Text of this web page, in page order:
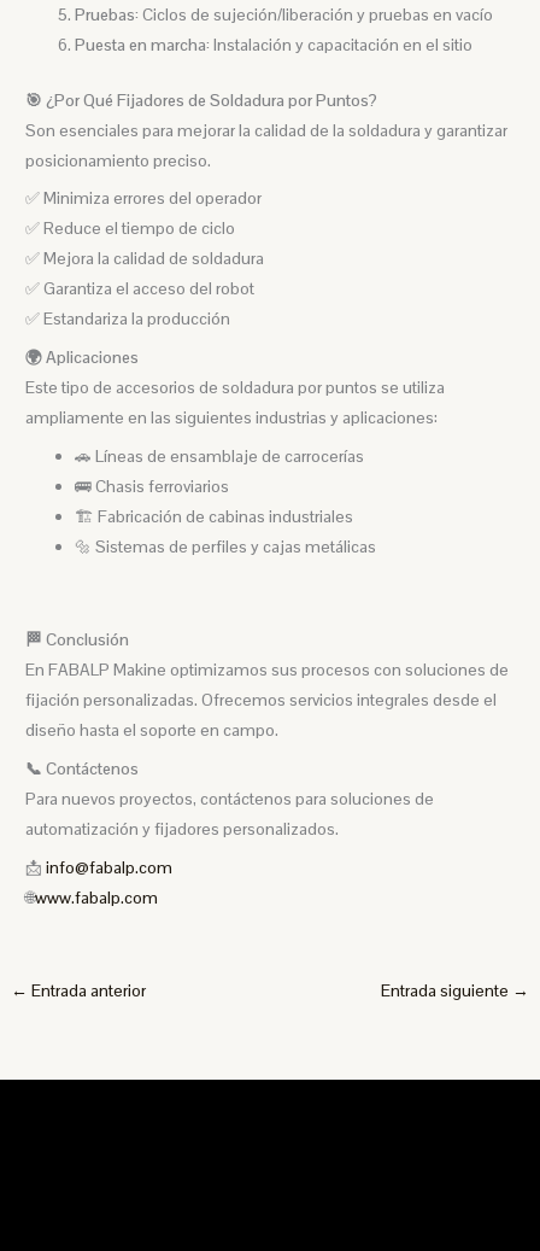
Pruebas: Ciclos de sujeción/liberación y pruebas en vacío
Puesta en marcha: Instalación y capacitación en el sitio
🎯 ¿Por Qué Fijadores de Soldadura por Puntos?
Son esenciales para mejorar la calidad de la soldadura y garantizar
posicionamiento preciso.
✅ Minimiza errores del operador
✅ Reduce el tiempo de ciclo
✅ Mejora la calidad de soldadura
✅ Garantiza el acceso del robot
✅ Estandariza la producción
🌍 Aplicaciones
Este tipo de accesorios de soldadura por puntos se utiliza
ampliamente en las siguientes industrias y aplicaciones:
🚗 Líneas de ensamblaje de carrocerías
🚌 Chasis ferroviarios
🏗️ Fabricación de cabinas industriales
🔩 Sistemas de perfiles y cajas metálicas
🏁 Conclusión
En FABALP Makine optimizamos sus procesos con soluciones de
fijación personalizadas. Ofrecemos servicios integrales desde el
diseño hasta el soporte en campo.
📞 Contáctenos
Para nuevos proyectos, contáctenos para soluciones de
automatización y fijadores personalizados.
📩info@fabalp.com
🌐www.fabalp.com
← Entrada anterior Entrada siguiente →